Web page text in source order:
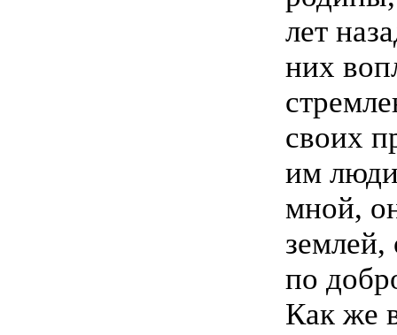
лет
них
своих
им
мной,
землей,
по
Как же